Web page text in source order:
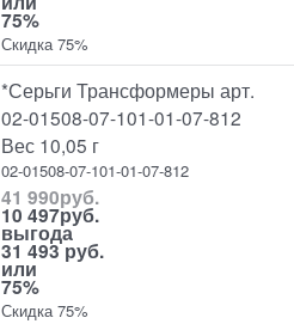
75%
Скидка 75%
*Серьги Трансформеры арт.
02-01508-07-101-01-07-812
Вес 10,05 г
02-01508-07-101-01-07-812
41 990руб.
10 497руб.
выгода
31 493 руб.
или
75%
Скидка 75%